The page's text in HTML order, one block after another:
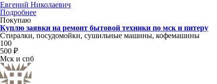
Евгений Николаевич
Подробнее
Покупаю
Куплю заявки на ремонт бытовой техники по мск и питеру
Стиралки, посудомойки, сушильные машины, кофемашины
100
500 ₽
Мск и спб